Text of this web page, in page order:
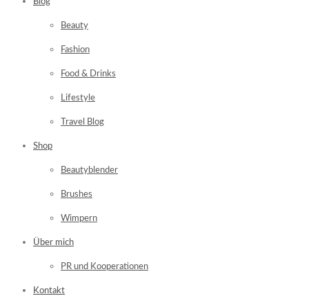
Beauty
Fashion
Food & Drinks
Lifestyle
Travel Blog
Shop
Beautyblender
Brushes
Wimpern
Über mich
PR und Kooperationen
Kontakt